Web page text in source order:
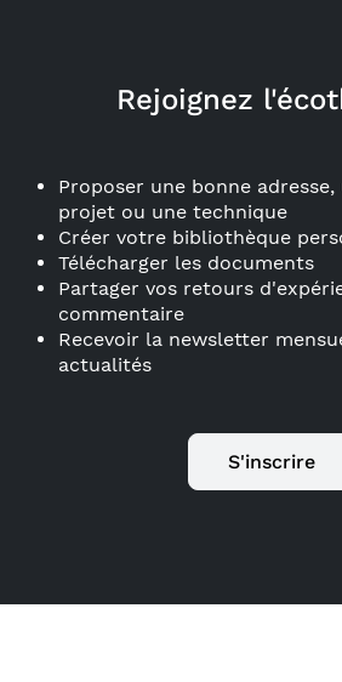
Rejoignez
Proposer une bonne
projet ou une technique
Créer votre bibliothèque
Télécharger les documents
Partager vos retours
commentaire
Recevoir la newsletter
actualités
S'inscrire